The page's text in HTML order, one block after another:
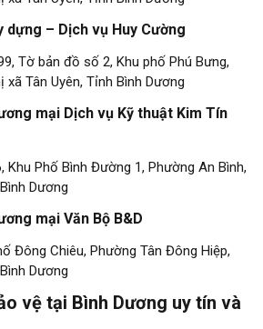
dựng – Dịch vụ Huy Cường
Tờ bản đồ số 2, Khu phố Phú Bưng,
xã Tân Uyên, Tỉnh Bình Dương
mại Dịch vụ Kỹ thuật Kim Tín
Phố Bình Đường 1, Phường An Bình,
Dương
mại Văn Bộ B&D
Đông Chiêu, Phường Tân Đông Hiệp,
Dương
vệ tại Bình Dương uy tín và